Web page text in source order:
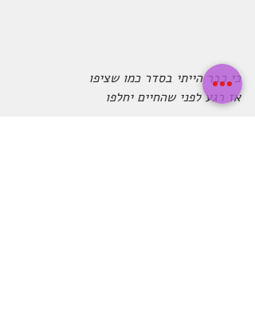
כי כבר הייתי בסדר כמו שציפו
אז רגע לפני שהחיים יחלפו